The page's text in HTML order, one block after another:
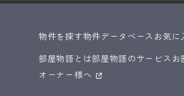
物件を探す物件データベース お気に
部屋物語とは部屋物語のサービス お
オーナー様へ